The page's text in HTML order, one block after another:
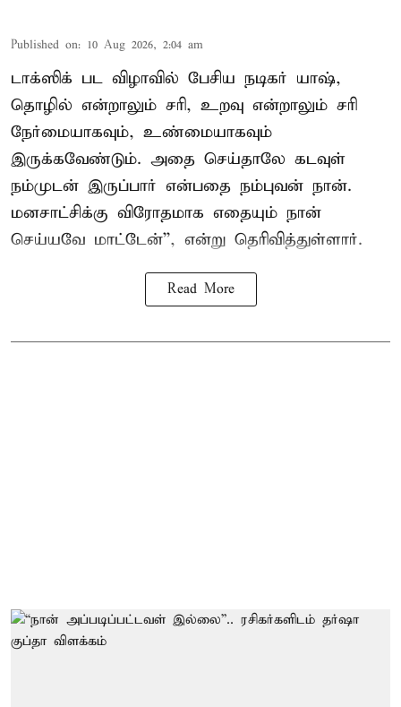
Published on: 10 Aug 2026, 2:04 am
டாக்ஸிக் பட விழாவில் பேசிய நடிகர் யாஷ்,
தொழில் என்றாலும் சரி, உறவு என்றாலும் சரி
நேர்மையாகவும், உண்மையாகவும்
இருக்கவேண்டும். அதை செய்தாலே கடவுள்
நம்முடன் இருப்பார் என்பதை நம்புவன் நான்.
மனசாட்சிக்கு விரோதமாக எதையும் நான்
செய்யவே மாட்டேன்'', என்று தெரிவித்துள்ளார்.
Read More